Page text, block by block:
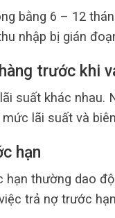
bằng 6 – 12
nhập bị gián
trước khi
suất khác
lãi suất và
hạn
hạn thường dao
trả nợ trước